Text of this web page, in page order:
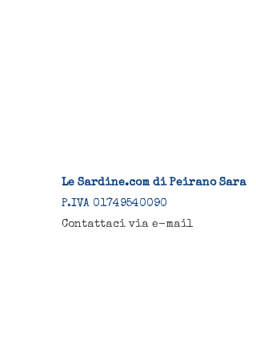
Le Sardine.com di Peirano Sara
P.IVA 01749540090
Contattaci via e-mail